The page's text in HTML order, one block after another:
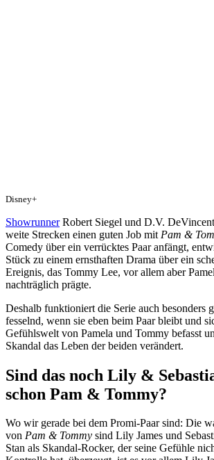
Disney+
ShowrunnerRobert Siegel und D.V.
weite Strecken einen guten Job mit Pam &
Comedy über ein verrücktes Paar anfängt,
Stück zu einem ernsthaften Drama über ein
Ereignis, das Tommy Lee, vor allem aber
nachträglich prägte.
Deshalb funktioniert die Serie auch besonders
fesselnd, wenn sie eben beim Paar bleibt und
Gefühlswelt von Pamela und Tommy befasst
Skandal das Leben der beiden verändert.
Sind das noch Lily &
schon Pam & Tommy?
Wo wir gerade bei dem Promi-Paar sind: Die
von Pam & Tommy sind Lily James und
Stan als Skandal-Rocker, der seine Gefühle